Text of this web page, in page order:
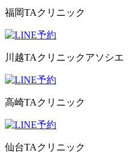
福岡TAクリニック
川越TAクリニックアソシエ
高崎TAクリニック
仙台TAクリニック